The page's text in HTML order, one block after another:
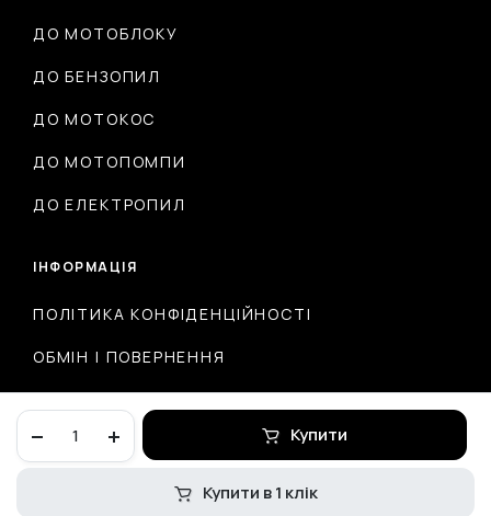
Кронштейн
#02
quantity
Купити
Купити в 1 клік
ДО МОТОБЛОКУ
ДО БЕНЗОПИЛ
ДО МОТОКОС
ДО МОТОПОМПИ
ДО ЕЛЕКТРОПИЛ
ІНФОРМАЦІЯ
ПОЛІТИКА КОНФІДЕНЦІЙНОСТІ
ОБМІН І ПОВЕРНЕННЯ
ДОСТАВКА ТА ОПЛАТА
© 2026 ІНТЕРНЕТ-МАГАЗИН MOTODRUG.COM.UA